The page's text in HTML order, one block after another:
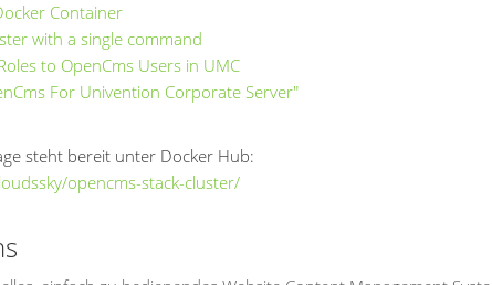
Container
with a single command
to OpenCms Users in UMC
For Univention Corporate Server"
steht bereit unter Docker Hub:
ssky/opencms-stack-cluster/